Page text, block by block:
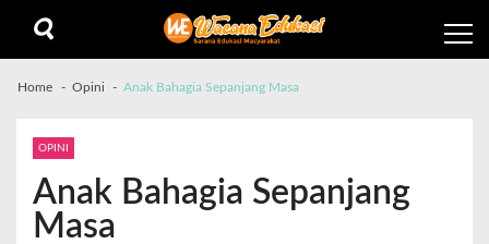
Home Opini Anak Bahagia Sepanjang Masa
OPINI
Anak Bahagia Sepanjang
Masa